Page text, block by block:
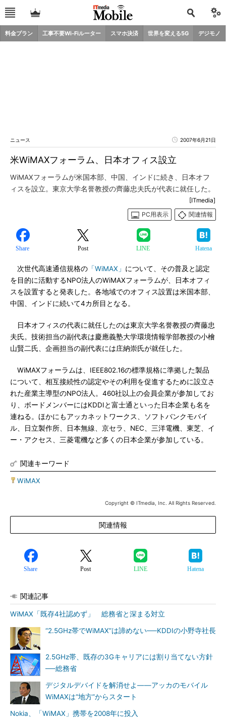
料金プラン 工事不要Wi-Fiルーター スマホ決済 世界を変える5G デジモノ
ニュース 2007年6月21日
米WiMAXフォーラム、日本オフィス設立
WiMAXフォーラムが米国本部、中国、インドに続き、日本オフ
ィスを設立。東京大学名誉教授の齊藤忠夫氏が代表に就任した。
[ITmedia]
PC用表示
関連情報
Share Post LINE Hatena
次世代高速通信規格の 「WiMAX」 について、その普及と認定
を目的に活動するNPO法人のWiMAXフォーラムが、日本オフィ
スを設置すると発表した。各地域でのオフィス設置は米国本部、
中国、インドに続いて4カ所目となる。
日本オフィスの代表に就任したのは東京大学名誉教授の齊藤忠
夫氏。技術担当の副代表は慶應義塾大学環境情報学部教授の小檜
山賢二氏、企画担当の副代表には庄納崇氏が就任した。
WiMAXフォーラムは、IEEE802.16の標準規格に準拠した製品
について、相互接続性の認定やその利用を促進するために設立さ
れた産業主導型のNPO法人。460社以上の会員企業が参加してお
り、ボードメンバーにはKDDIと富士通といった日本企業も名を
連ねる。ほかにもアッカネットワークス、ソフトバンクモバイ
ル、日立製作所、日本無線、京セラ、NEC、三洋電機、東芝、イ
ー・アクセス、三菱電機など多くの日本企業が参加している。
関連キーワード
WiMAX
Copyright © ITmedia, Inc. All Rights Reserved.
関連情報
Share Post LINE Hatena
関連記事
WiMAX「既存4社認めず」 総務省と深まる対立
“2.5GHz帯でWiMAX”は諦めない──KDDIの小野寺社長
2.5GHz帯、既存の3Gキャリアには割り当てない方針
──総務省
デジタルデバイドを解消せよ――アッカのモバイル
WiMAXは“地方”からスタート
Nokia、「WiMAX」携帯を2008年に投入